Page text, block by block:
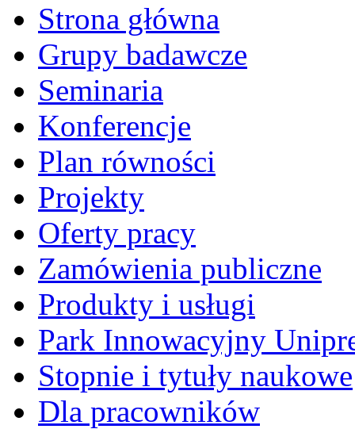
Strona główna
Grupy badawcze
Seminaria
Konferencje
Plan równości
Projekty
Oferty pracy
Zamówienia publiczne
Produkty i usługi
Park Innowacyjny
Stopnie i tytuły naukowe
Dla pracowników